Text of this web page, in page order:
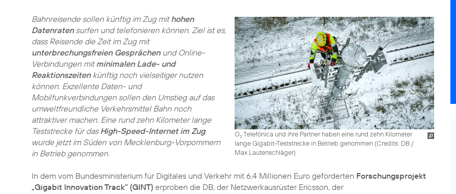
O2Telefónica und ihre Partner haben eine rund zehn Kilometer
lange Gigabit-Teststrecke in Betrieb genommen (Credits: DB /
Max Lautenschläger)
Bahnreisende sollen künftig im Zug mithohen
Datenratensurfen und telefonieren können. Ziel ist es,
dass Reisende die Zeit im Zug mit
unterbrechungsfreien Gesprächenund Online-
Verbindungen mitminimalen Lade- und
Reaktionszeitenkünftig noch vielseitiger nutzen
können. Exzellente Daten- und
Mobilfunkverbindungen sollen den Umstieg auf das
umweltfreundliche Verkehrsmittel Bahn noch
attraktiver machen. Eine rund zehn Kilometer lange
Teststrecke für das High-Speed-Internet im Zug
wurde jetzt im Süden von Mecklenburg-Vorpommern
in Betrieb genommen.
In dem vom Bundesministerium für Digitales und Verkehr mit 6,4 Millionen Euro geförderten Forschungsprojekt
„Gigabit Innovation Track“ (GINT) erproben die DB, der Netzwerkausrüster Ericsson, der